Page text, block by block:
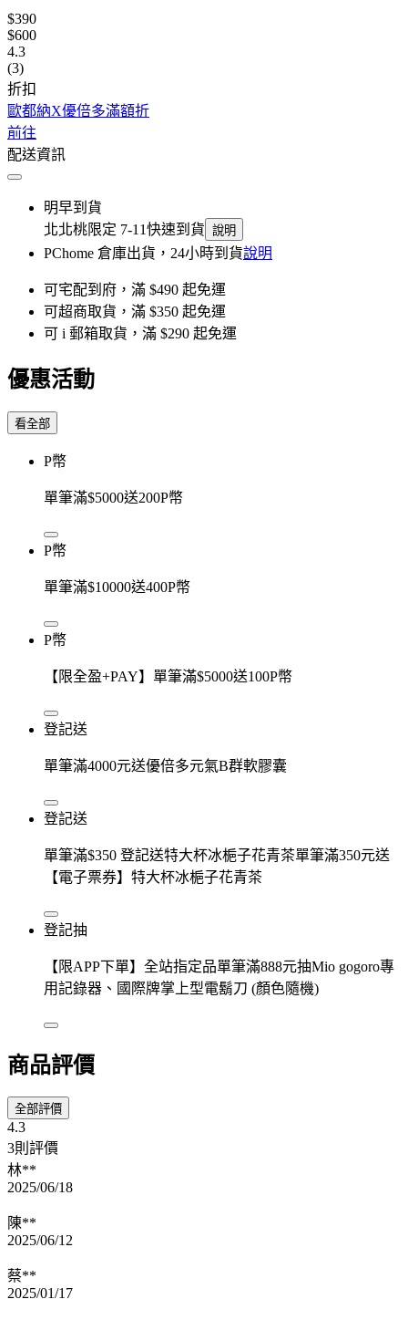
$390
$600
4.3
(3)
折扣
歐都納X優倍多滿額折
前往
配送資訊
明早到貨
北北桃限定 7-11快速到貨 說明
PChome 倉庫出貨，24小時到貨說明
可宅配到府，滿 $490 起免運
可超商取貨，滿 $350 起免運
可 i 郵箱取貨，滿 $290 起免運
優惠活動
看全部
P幣
單筆滿$5000送200P幣
P幣
單筆滿$10000送400P幣
P幣
【限全盈+PAY】單筆滿$5000送100P幣
登記送
單筆滿4000元送優倍多元氣B群軟膠囊
登記送
單筆滿$350 登記送特大杯冰梔子花青茶單筆滿350元送
【電子票券】特大杯冰梔子花青茶
登記抽
【限APP下單】全站指定品單筆滿888元抽Mio gogoro專
用記錄器、國際牌掌上型電鬍刀 (顏色隨機)
商品評價
全部評價
4.3
3則評價
林**
2025/06/18
陳**
2025/06/12
蔡**
2025/01/17